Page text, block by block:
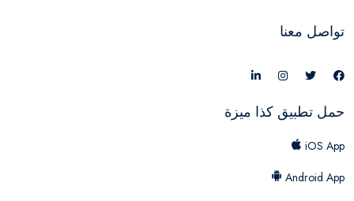
تواصل معنا
حمل تطبيق كذا ميزة
iOS App
Android App